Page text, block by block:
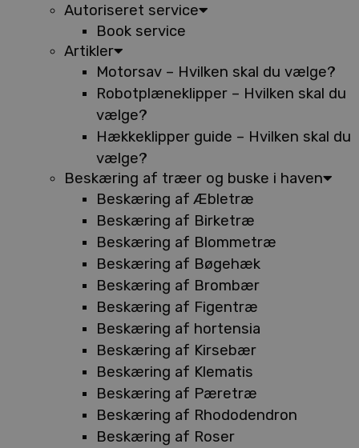
Autoriseret service
Book service
Artikler
Motorsav – Hvilken skal du vælge?
Robotplæneklipper – Hvilken skal du
vælge?
Hækkeklipper guide – Hvilken skal du
vælge?
Beskæring af træer og buske i haven
Beskæring af Æbletræ
Beskæring af Birketræ
Beskæring af Blommetræ
Beskæring af Bøgehæk
Beskæring af Brombær
Beskæring af Figentræ
Beskæring af hortensia
Beskæring af Kirsebær
Beskæring af Klematis
Beskæring af Pæretræ
Beskæring af Rhododendron
Beskæring af Roser